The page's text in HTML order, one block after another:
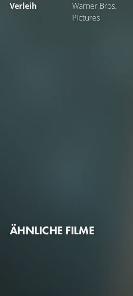
Verleih
Warner Bros.
Pictures
ÄHNLICHE FILME